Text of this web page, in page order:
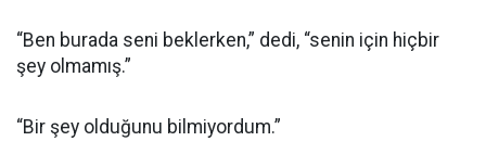
“Ben burada seni beklerken,” dedi, “senin için hiçbir
şey olmamış.”
“Bir şey olduğunu bilmiyordum.”